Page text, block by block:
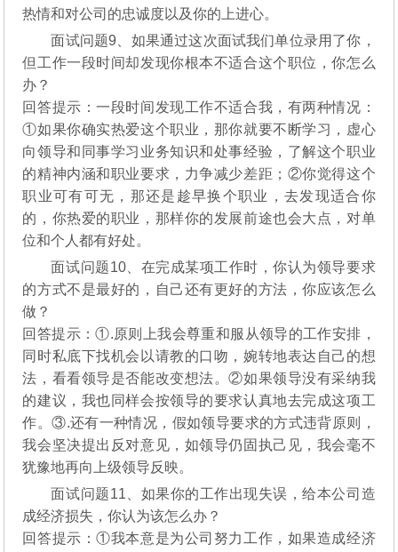
热情和对公司的忠诚度以及你的上进心。
面试问题9、如果通过这次面试我们单位录用了你，
但工作一段时间却发现你根本不适合这个职位，你怎么
办？
回答提示：一段时间发现工作不适合我，有两种情况：
①如果你确实热爱这个职业，那你就要不断学习，虚心
向领导和同事学习业务知识和处事经验，了解这个职业
的精神内涵和职业要求，力争减少差距；②你觉得这个
职业可有可无，那还是趁早换个职业，去发现适合你
的，你热爱的职业，那样你的发展前途也会大点，对单
位和个人都有好处。
面试问题10、在完成某项工作时，你认为领导要求
的方式不是最好的，自己还有更好的方法，你应该怎么
做？
回答提示：①.原则上我会尊重和服从领导的工作安排，
同时私底下找机会以请教的口吻，婉转地表达自己的想
法，看看领导是否能改变想法。②如果领导没有采纳我
的建议，我也同样会按领导的要求认真地去完成这项工
作。③.还有一种情况，假如领导要求的方式违背原则，
我会坚决提出反对意见，如领导仍固执己见，我会毫不
犹豫地再向上级领导反映。
面试问题11、如果你的工作出现失误，给本公司造
成经济损失，你认为该怎么办？
回答提示：①我本意是为公司努力工作，如果造成经济